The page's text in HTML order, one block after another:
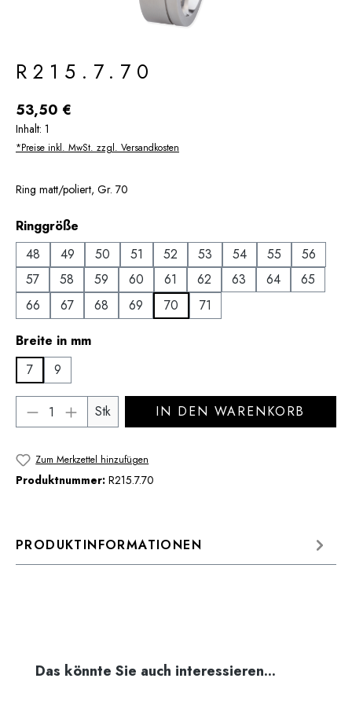
R215.7.70
Regulärer Preis:
53,50 €
Inhalt: 1
*Preise inkl. MwSt. zzgl. Versandkosten
Ring matt/poliert, Gr. 70
Ringgröße
48
49 50 51 52 53 54 55
56
57
58 59 60 61 62 63 64
65
66
67 68 69 70
71
Breite in mmauswählen
7
9
Produkt Anzahl: Gib den gewünschten
Stk IN DEN WARENKORB
Zum Merkzettel hinzufügen
Produktnummer: R215.7.70
PRODUKTINFORMATIONEN
Produktgalerie überspringen
Das könnte Sie auch interessieren...